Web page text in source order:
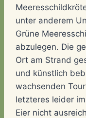
unter anderem
Grüne
abzulegen. Die
Ort am Strand
und künstlich
wachsenden
letzteres leider
Eier nicht